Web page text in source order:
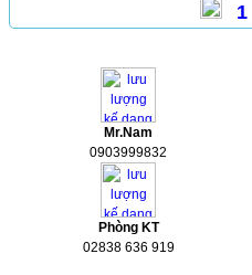
1
Mr.Nam
0903999832
Phòng KT
02838 636 919